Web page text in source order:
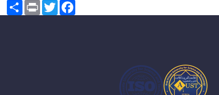
Share PrintTwitterFacebook